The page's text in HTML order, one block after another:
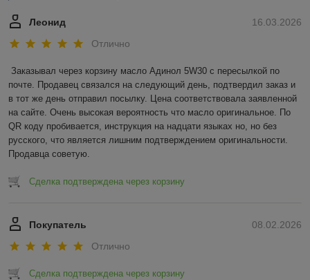
16.03.2026
Леонид
Отлично
Заказывал через корзину масло Адинол 5W30 с пересылкой по
почте. Продавец связался на следующий день, подтвердил заказ и
в тот же день отправил посылку. Цена соответствовала заявленной
на сайте. Очень высокая вероятность что масло оригинальное. По
QR коду пробивается, инструкция на надцати языках но, но без
русского, что является лишним подтверждением оригинальности.
Продавца советую.
Сделка подтверждена через корзину
08.02.2026
Покупатель
Отлично
Сделка подтверждена через корзину